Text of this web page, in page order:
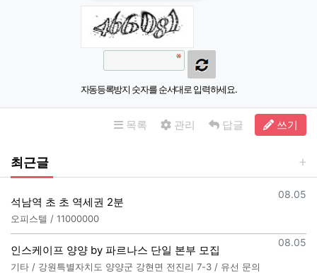
자동등록방지 숫자를 순서대로 입력하세요.
목록 관리 답글 쓰기
최근글
등록일
08.05
석남역 초 초 역세권 2분
오피스텔 / 11000000
등록일
08.05
인스케이프 양양 by 파르나스 단일 본부 모집
기타 / 강원특별자치도 양양군 강현면 전진리 7-3 / 유선 문의